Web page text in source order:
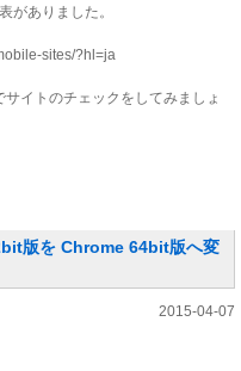
がありました。
sites/?hl=ja
イトのチェックをしてみましょ
版を Chrome 64bit版へ変
2015-04-07